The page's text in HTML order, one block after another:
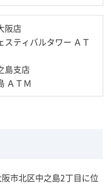
阪店
スティバルタワー ＡＴ
島支店
ＡＴＭ
市北区中之島2丁目に位